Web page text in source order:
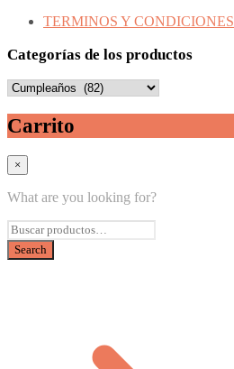
TERMINOS Y CONDICIONES
Categorías de los productos
Carrito
×
What are you looking for?